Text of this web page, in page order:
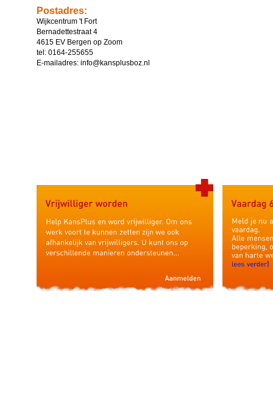
Postadres:
Wijkcentrum 't Fort
Bernadettestraat 4
4615 EV Bergen op Zoom
tel: 0164-255655
E-mailadres: info@kansplusboz.nl